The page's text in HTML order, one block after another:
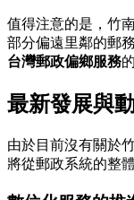
值得注意的是，竹
部分偏遠里鄰的郵
台灣郵政偏鄉服務
最新發展與
由於目前沒有關於
將從郵政系統的整